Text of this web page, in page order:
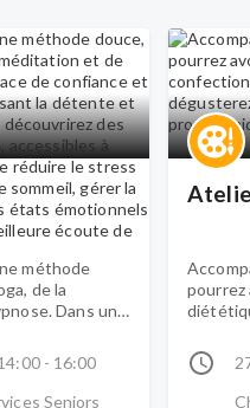
méthode
de la
Dans un
la détente
de
- 16:00
Seniors
pourrez
d'un